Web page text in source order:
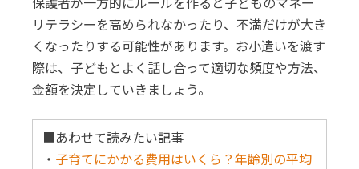
リテラシーを高められなかったり、不満だけが大き
くなったりする可能性があります。お小遣いを渡す
際は、子どもとよく話し合って適切な頻度や方法、
金額を決定していきましょう。
■あわせて読みたい記事
・ 子育てにかかる費用はいくら？年齢別の平均